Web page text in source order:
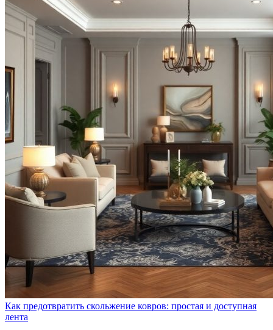
Как предотвратить скольжение ковров: простая и доступная
лента